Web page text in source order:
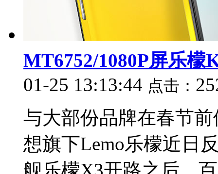
MT6752/1080P屏乐檬
01-25 13:13:44 点击：
与大部份品牌在春节
想旗下Lemo乐檬近日